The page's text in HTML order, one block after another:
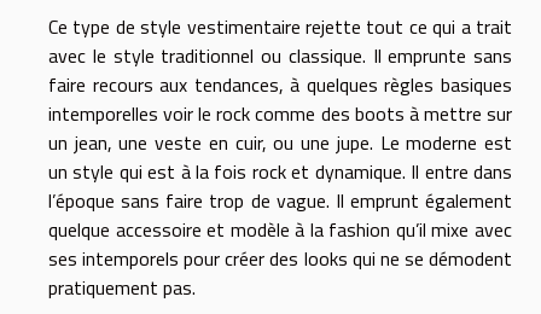
Ce type de style vestimentaire rejette tout ce qui a trait
avec le style traditionnel ou classique. Il emprunte sans
faire recours aux tendances, à quelques règles basiques
intemporelles voir le rock comme des boots à mettre sur
un jean, une veste en cuir, ou une jupe. Le moderne est
un style qui est à la fois rock et dynamique. Il entre dans
l’époque sans faire trop de vague. Il emprunt également
quelque accessoire et modèle à la fashion qu’il mixe avec
ses intemporels pour créer des looks qui ne se démodent
pratiquement pas.